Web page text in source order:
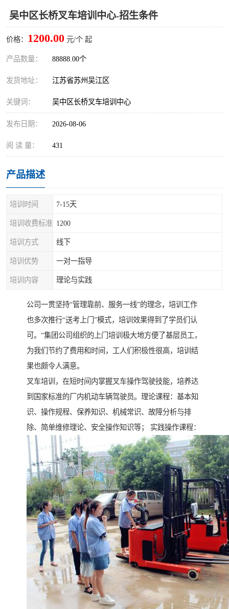
吴中区长桥叉车培训中心-招生条件
价格： 1200.00 元/个 起
产品数量： 88888.00个
发货地址： 江苏省苏州吴江区
关键词： 吴中区长桥叉车培训中心
发布日期： 2026-08-06
阅 读 量： 431
产品描述
培训时间 7-15天
培训收费标准 1200
培训方式 线下
培训优势 一对一指导
培训内容 理论与实践
公司一贯坚持“管理靠前、服务一线”的理念，培训工作
也多次推行“送考上门”模式，培训效果得到了学员们认
可。“集团公司组织的上门培训极大地方便了基层员工，
为我们节约了费用和时间，工人们积极性很高，培训结
果也颇令人满意。
叉车培训，在短时间内掌握叉车操作驾驶技能，培养达
到国家标准的厂内机动车辆驾驶员。理论课程：基本知
识、操作规程、保养知识、机械常识、故障分析与排
除、简单维修理论、安全操作知识等； 实践操作课程：